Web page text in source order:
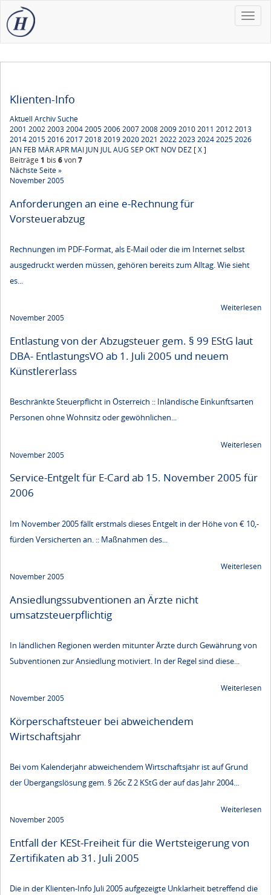
Toggle
Klienten-Info
Aktuell ArchivSuche
2001 2002200320042005200620072008200920102011 20122013
20142015201620172018201920202021 20222023202420252026
JAN FEB MÄRAPR MAI JUN JULAUG SEPOKT NOV DEZ [ X ]
Beiträge 1 bis 6von7
Nächste Seite »
November 2005
Anforderungen an eine e-Rechnung für
Vorsteuerabzug
Rechnungen im PDF-Format, als E-Mail oder die im Internet selbst
ausgedruckt werden müssen, gehören bereits zum Alltag. Wie sieht
es...
Weiterlesen
November 2005
Entlastung von der Abzugsteuer gem. § 99 EStG laut
DBA- EntlastungsVO ab 1. Juli 2005 und neuem
Künstlererlass
Beschränkte Steuerpflicht in Österreich :: Inländische Einkunftsarten
Personen ohne Wohnsitz oder gewöhnlichen...
Weiterlesen
November 2005
Service-Entgelt für E-Card ab 15. November 2005 für
2006
Im November 2005 fällt erstmals dieses Entgelt in der Höhe von € 10,-
fürden Versicherten an. :: Maßnahmen des...
Weiterlesen
November 2005
Ansiedlungssubventionen an Ärzte nicht
umsatzsteuerpflichtig
In ländlichen Regionen werden mitunter Ärzte durch Gewährung von
Subventionen zur Ansiedlung motiviert. In der Regel sind diese...
Weiterlesen
November 2005
Körperschaftsteuer bei abweichendem
Wirtschaftsjahr
Bei vom Kalenderjahr abweichendem Wirtschaftsjahr ist auf Grund
der Übergangslösung gem. § 26c Z 2 KStG der auf das Jahr 2004...
Weiterlesen
November 2005
Entfall der KESt-Freiheit für die Wertsteigerung von
Zertifikaten ab 31. Juli 2005
Die in der Klienten-Info Juli 2005 aufgezeigte Unklarheit betreffend die